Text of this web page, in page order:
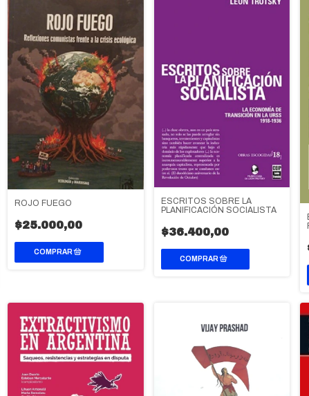
ROJO FUEGO
$25.000,00
ESCRITOS SOBRE LA
PLANIFICACIÓN SOCIALISTA
$36.400,00